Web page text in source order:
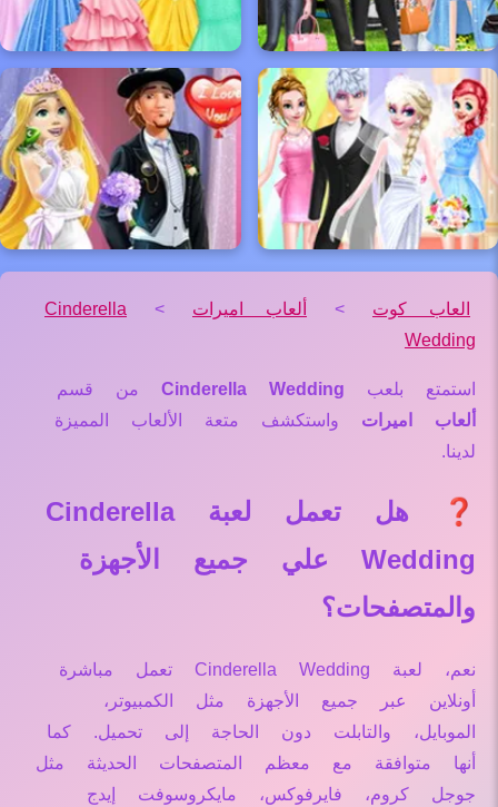
العاب كوت > ألعاب اميرات >
Cinderella
Wedding
استمتع بلعب Cinderella Wedding من قسم
ألعاب اميرات واستكشف متعة الألعاب المميزة
لدينا.
❓ هل تعمل لعبة Cinderella
Wedding علي جميع الأجهزة
والمتصفحات؟
نعم، لعبة Cinderella Wedding تعمل مباشرة
أونلاين عبر جميع الأجهزة مثل الكمبيوتر،
الموبايل، والتابلت دون الحاجة إلى تحميل. كما
أنها متوافقة مع معظم المتصفحات الحديثة مثل
جوجل كروم، فايرفوكس، مايكروسوفت إيدج